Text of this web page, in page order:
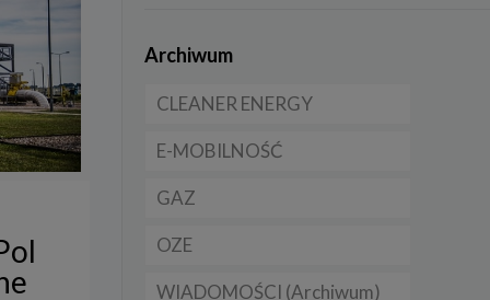
Archiwum
CLEANER ENERGY
Dla domu
Dla firmy
Dla samorządu
E-MOBILNOŚĆ
Samochody elektryczne
GAZ
CNG
LNG
OZE
Licznik OZE
WIADOMOŚCI (Archiwum)